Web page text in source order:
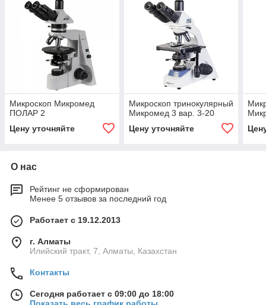
Микроскоп Микромед
ПОЛАР 2
Цену уточняйте
Микроскоп тринокулярный
Микромед 3 вар. 3-20
Цену уточняйте
О нас
Рейтинг не сформирован
Менее 5 отзывов за последний год
Работает с 19.12.2013
г. Алматы
Илийский тракт, 7, Алматы, Казахстан
Контакты
Сегодня работает с 09:00 до 18:00